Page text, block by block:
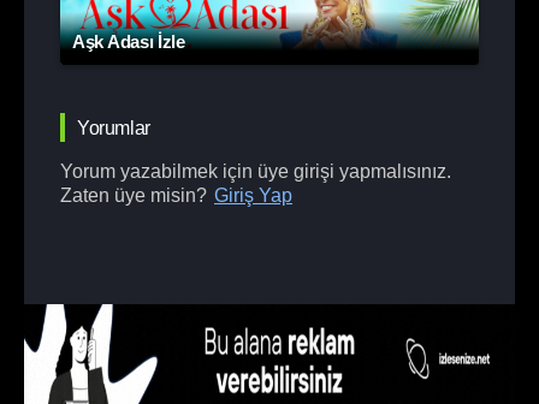
Aşk Adası İzle
Yorumlar
Yorum yazabilmek için üye girişi yapmalısınız.
Zaten üye misin? Giriş Yap